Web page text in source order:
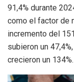
91,4% durante
como el factor de
incremento del
subieron un
crecieron un 134%.